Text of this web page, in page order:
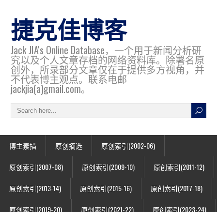
捷克佳博客
Jack JIA's Online Database，一个用于新闻分析研
究以及个人文章存档的网络资料库。除署名原
创外，所录部分文章仅在于提供多方视角，并
不代表博主观点。联系电邮
jackjia(a)gmail.com。
博主素描 原创摘选 原创索引(2002-06)
原创索引(2007-08) 原创索引(2009-10) 原创索引(2011-12)
原创索引(2013-14) 原创索引(2015-16) 原创索引(2017-18)
原创索引(2019-20) 原创索引(2021-22) 原创索引(2023-24)